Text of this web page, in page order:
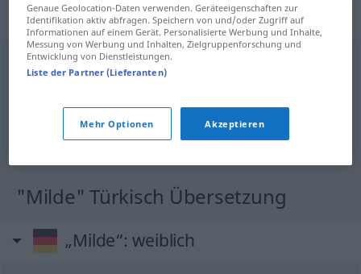
Synonyme für "milde"
kulant,gefällig,entgegenkommend
© OpenThesaurus.de
"Milde" Türkisch Übersetzung
„Milde“: weiblich
Genaue Geolocation-Daten verwenden. Geräteeigenschaften zur
Identifikation aktiv abfragen. Speichern von und/oder Zugriff auf
Informationen auf einem Gerät. Personalisierte Werbung und Inhalte,
Messung von Werbung und Inhalten, Zielgruppenforschung und
Entwicklung von Dienstleistungen.
Liste der Partner (Lieferanten)
Mehr Optionen Akzeptieren